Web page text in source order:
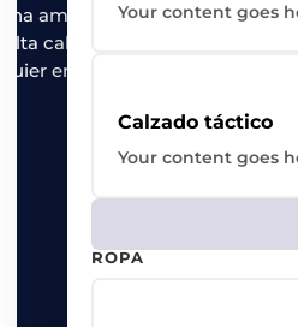
Your content goes
Calzado táctico
Your content goes
ROPA
amplia gama
calidad,
entorno